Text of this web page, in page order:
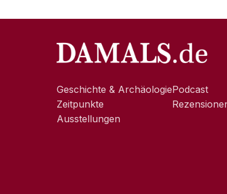
Geschichte & Archäologie
Zeitpunkte
Ausstellungen
Podcast